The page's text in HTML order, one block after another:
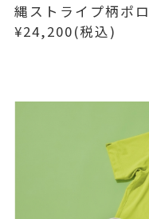
縄ストライプ柄ポ
¥24,200(税込)